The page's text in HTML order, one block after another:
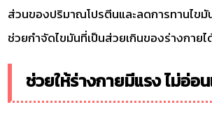
ส่วนของปริมาณโปรตีนและลดการทานไข
ช่วยกำจัดไขมันที่เป็นส่วยเกินของร่างกาย
ช่วยให้ร่างกายมีแรง ไม่อ่อ